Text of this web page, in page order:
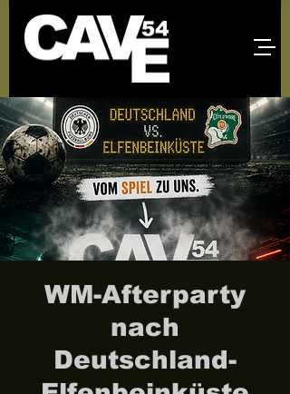
WM-Afterparty
nach
Deutschland-